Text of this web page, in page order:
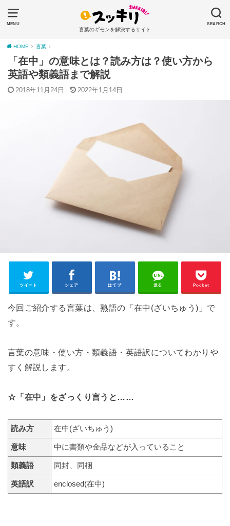
MENU SEARCH
言葉のギモンを解決するサイト
HOME 言葉
「在中」の意味とは？読み方は？使い方から
英語や類義語まで解説
2018年11月24日 2022年1月14日
ツイート シェア はてブ 送る Pocket
今回ご紹介する言葉は、熟語の「在中(ざいちゅう)」で
す。
言葉の意味・使い方・類義語・英語訳についてわかりや
すく解説します。
☆「在中」をざっくり言うと……
読み方 在中(ざいちゅう)
意味 中に書類や金品などが入っていること
類義語 同封、同梱
英語訳 enclosed(在中)